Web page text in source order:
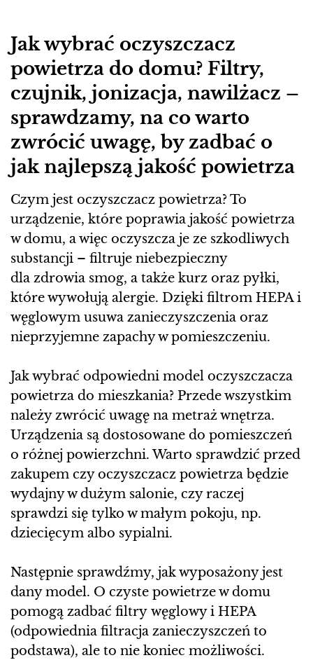
Jak wybrać oczyszczacz
powietrza do domu? Filtry,
czujnik, jonizacja, nawilżacz –
sprawdzamy, na co warto
zwrócić uwagę, by zadbać o
jak najlepszą jakość powietrza
Czym jest oczyszczacz powietrza? To
urządzenie, które poprawia jakość powietrza
w domu, a więc oczyszcza je ze szkodliwych
substancji – filtruje niebezpieczny
dla zdrowia smog, a także kurz oraz pyłki,
które wywołują alergie. Dzięki filtrom HEPA i
węglowym usuwa zanieczyszczenia oraz
nieprzyjemne zapachy w pomieszczeniu.
Jak wybrać odpowiedni model oczyszczacza
powietrza do mieszkania? Przede wszystkim
należy zwrócić uwagę na metraż wnętrza.
Urządzenia są dostosowane do pomieszczeń
o różnej powierzchni. Warto sprawdzić przed
zakupem czy oczyszczacz powietrza będzie
wydajny w dużym salonie, czy raczej
sprawdzi się tylko w małym pokoju, np.
dziecięcym albo sypialni.
Następnie sprawdźmy, jak wyposażony jest
dany model. O czyste powietrze w domu
pomogą zadbać filtry węglowy i HEPA
(odpowiednia filtracja zanieczyszczeń to
podstawa), ale to nie koniec możliwości.